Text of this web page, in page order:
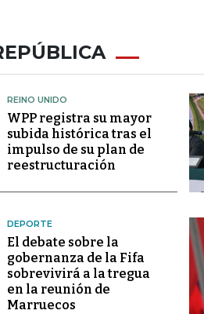
REINO UNIDO
WPP registra su mayor
subida histórica tras el
impulso de su plan de
reestructuración
DEPORTE
El debate sobre la
gobernanza de la Fifa
sobrevivirá a la tregua
en la reunión de
Marruecos